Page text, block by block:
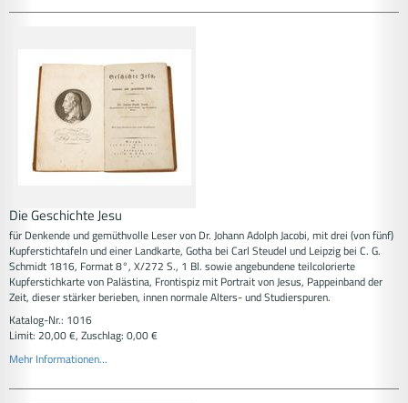
Die Geschichte Jesu
für Denkende und gemüthvolle Leser von Dr. Johann Adolph Jacobi, mit drei (von fünf)
Kupferstichtafeln und einer Landkarte, Gotha bei Carl Steudel und Leipzig bei C. G.
Schmidt 1816, Format 8°, X/272 S., 1 Bl. sowie angebundene teilcolorierte
Kupferstichkarte von Palästina, Frontispiz mit Portrait von Jesus, Pappeinband der
Zeit, dieser stärker berieben, innen normale Alters- und Studierspuren.
Katalog-Nr.: 1016
Limit: 20,00 €, Zuschlag: 0,00 €
Mehr Informationen...